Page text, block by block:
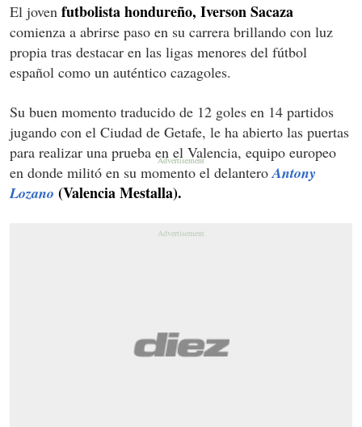
El joven futbolista hondureño, Iverson Sacaza
comienza a abrirse paso en su carrera brillando con luz
propia tras destacar en las ligas menores del fútbol
español como un auténtico cazagoles.
Su buen momento traducido de 12 goles en 14 partidos
jugando con el Ciudad de Getafe, le ha abierto las puertas
para realizar una prueba en el Valencia, equipo europeo
en donde militó en su momento el delanteroAntony
Lozano (Valencia Mestalla).